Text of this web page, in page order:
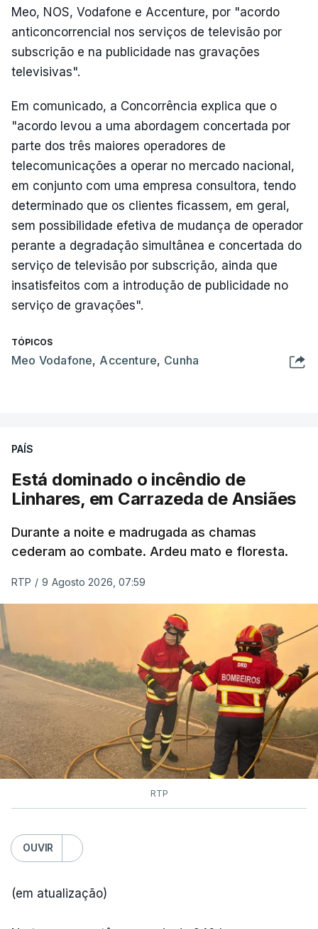
Meo, NOS, Vodafone e Accenture, por "acordo
anticoncorrencial nos serviços de televisão por
subscrição e na publicidade nas gravações
televisivas".
Em comunicado, a Concorrência explica que o
"acordo levou a uma abordagem concertada por
parte dos três maiores operadores de
telecomunicações a operar no mercado nacional,
em conjunto com uma empresa consultora, tendo
determinado que os clientes ficassem, em geral,
sem possibilidade efetiva de mudança de operador
perante a degradação simultânea e concertada do
serviço de televisão por subscrição, ainda que
insatisfeitos com a introdução de publicidade no
serviço de gravações".
TÓPICOS
Meo Vodafone, Accenture, Cunha
PAÍS
Está dominado o incêndio de
Linhares, em Carrazeda de Ansiães
Durante a noite e madrugada as chamas
cederam ao combate. Ardeu mato e floresta.
RTP / 9 Agosto 2026, 07:59
RTP
OUVIR
(em atualização)